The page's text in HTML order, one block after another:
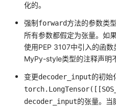
化的。
强制forward方法的参数类
所有参数都假定为张量。 如
使用PEP 3107中引入的函数
MyPy-style类型的注释声明
变更decoder_input的初始
decoder_input的张量。
当